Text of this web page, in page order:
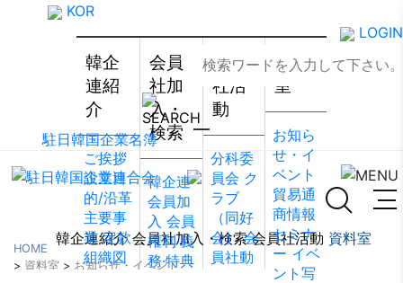
韓企
連紹
介
ご挨拶
設立目
的/沿革
主要事
業 定款
組織図
会員
社加
入・
検索
韓企連
会員加
入 会員
権利·義
務·特典
会員
社活
動
分科委
員会 ク
ラブ
（同好
会） 会
員社動
資料
室
お知ら
せ・イ
ベント
貿易通
商情報
セミナ
ー イベ
ント写
駐日韓国企業名簿
KOR
LOGIN
韓企連紹介 会員社加入・検索 会員社活動 資料室
HOME
> 資料室 > お知らせ・イベント